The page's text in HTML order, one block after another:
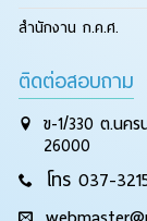
สำนักงาน ก.ค.ศ.
ติดต่อสอบถาม
ข-1/330 ต.นค
26000
โทร 037-